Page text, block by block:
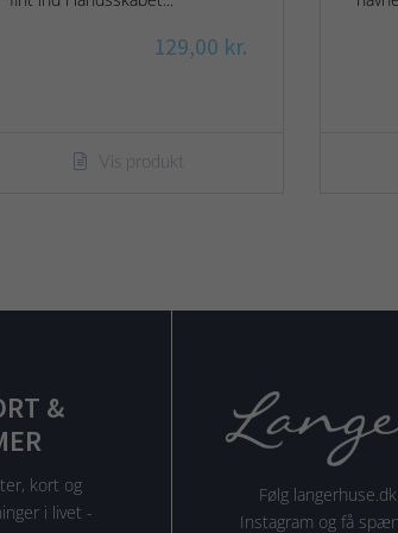
129,00 kr.
Vis produkt
&
kort og
i livet -
Følg
Instagram og få